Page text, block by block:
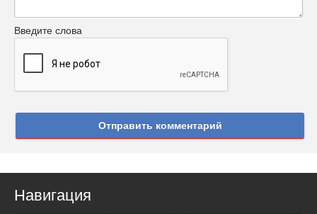
Введите слова
Отправить комментарий
Навигация